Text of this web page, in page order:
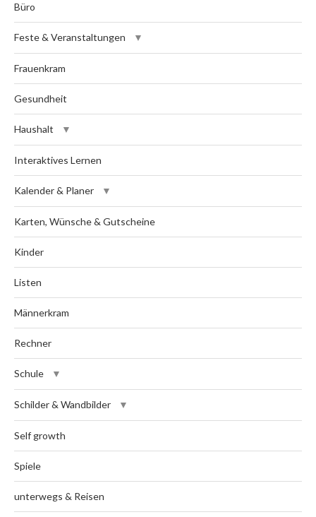
Büro
Feste & Veranstaltungen
Frauenkram
Gesundheit
Haushalt
Interaktives Lernen
Kalender & Planer
Karten, Wünsche & Gutscheine
Kinder
Listen
Männerkram
Rechner
Schule
Schilder & Wandbilder
Self growth
Spiele
unterwegs & Reisen